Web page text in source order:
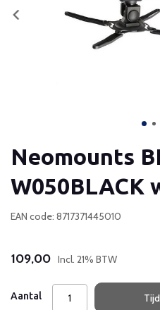
Neomounts
W050BLACK
EAN code: 8717371445010
109,00 Incl. 21% BTW
Aantal